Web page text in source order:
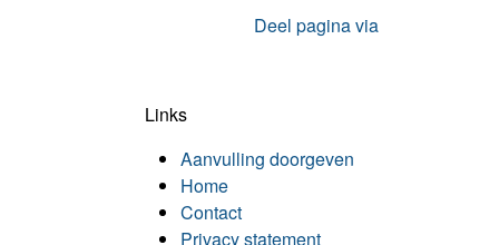
Deel pagina via
Links
Aanvulling doorgeven
Home
Contact
Privacy statement